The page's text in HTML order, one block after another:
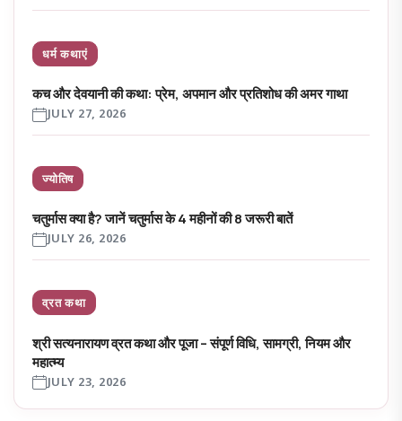
धर्म कथाएं
कच और देवयानी की कथा: प्रेम, अपमान और प्रतिशोध की अमर गाथा
JULY 27, 2026
ज्योतिष
चतुर्मास क्या है? जानें चतुर्मास के 4 महीनों की 8 जरूरी बातें
JULY 26, 2026
व्रत कथा
श्री सत्यनारायण व्रत कथा और पूजा – संपूर्ण विधि, सामग्री, नियम और
महात्म्य
JULY 23, 2026